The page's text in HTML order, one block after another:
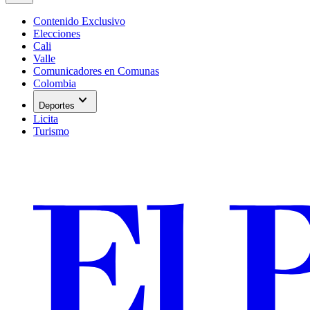
Contenido Exclusivo
Elecciones
Cali
Valle
Comunicadores en Comunas
Colombia
Deportes expand_more
Licita
Turismo